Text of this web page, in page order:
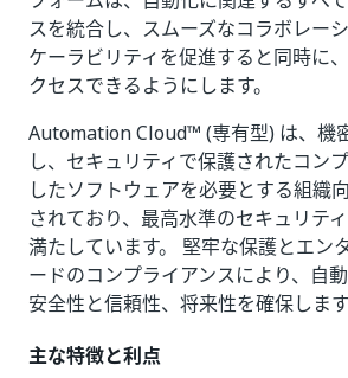
スを統合し、スムーズなコラボレー
ケーラビリティを促進すると同時に
クセスできるようにします。
Automation Cloud™ (専有型) は、機
し、セキュリティで保護されたコン
したソフトウェアを必要とする組織
されており、最高水準のセキュリテ
満たしています。 堅牢な保護とエン
ードのコンプライアンスにより、自
安全性と信頼性、将来性を確保します
主な特徴と利点